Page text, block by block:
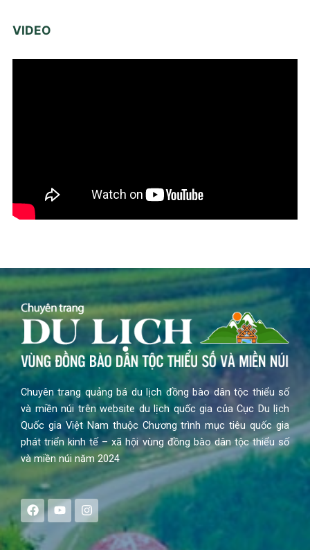
VIDEO
Chuyên trang quảng bá du lịch đồng bào dân tộc thiểu số
và miền núi trên website du lịch quốc gia của Cục Du lịch
Quốc gia Việt Nam thuộc Chương trình mục tiêu quốc gia
phát triển kinh tế – xã hội vùng đồng bào dân tộc thiểu số
và miền núi năm 2024
F
a
c
e
Y
o
u
t
I
n
s